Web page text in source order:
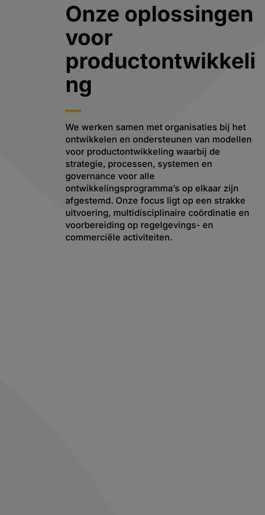
Onze oplossingen
voor
productontwikkeli
ng
We werken samen met organisaties bij het
ontwikkelen en ondersteunen van modellen
voor productontwikkeling waarbij de
strategie, processen, systemen en
governance voor alle
ontwikkelingsprogramma’s op elkaar zijn
afgestemd. Onze focus ligt op een strakke
uitvoering, multidisciplinaire coördinatie en
voorbereiding op regelgevings- en
commerciële activiteiten. ​